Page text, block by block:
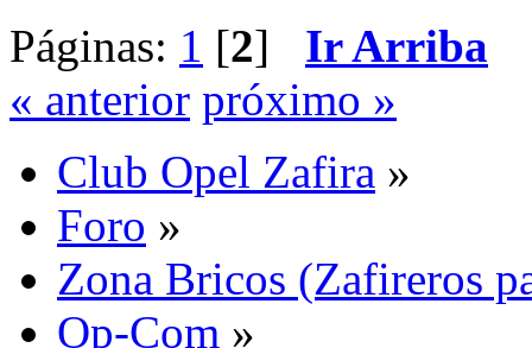
Páginas: 1 [2] Ir Arriba
« anterior próximo »
Club Opel Zafira »
Foro »
Zona Bricos (Zafireros
Op-Com »